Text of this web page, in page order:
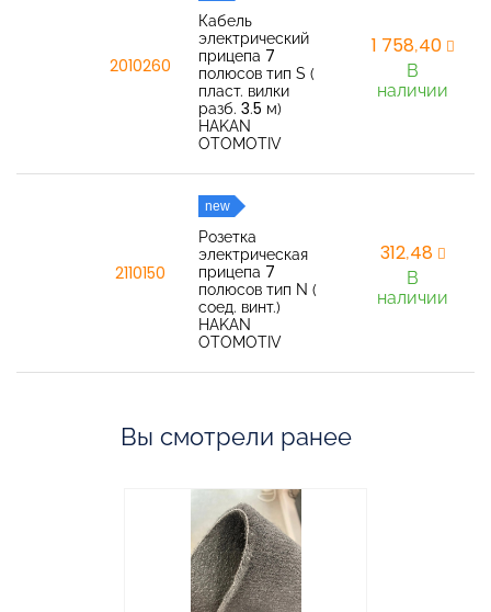
2010260
Кабель
электрический
прицепа 7
полюсов тип S (
пласт. вилки
разб. 3.5 м)
HAKAN
OTOMOTIV
1 758,40
В
наличии
2110150
new
Розетка
электрическая
прицепа 7
полюсов тип N (
соед. винт.)
HAKAN
OTOMOTIV
312,48
В
наличии
Вы смотрели ранее